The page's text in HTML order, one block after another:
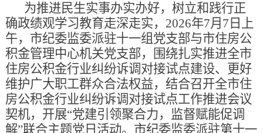
为推进民生实事办实办好，树立和践行正
确政绩观学习教育走深走实，2026年7月7日上
午，市纪委监委派驻十一组党支部与市住房公
积金管理中心机关党支部，围绕扎实推进全市
住房公积金行业纠纷诉调对接试点建设、更好
维护广大职工群众合法权益， 结合召开全市住
房公积金行业纠纷诉调对接试点工作推进会议
契机，开展“党建引领聚合力，监督赋能促调
解”联合主题党日活动。市纪委监委派驻第十一